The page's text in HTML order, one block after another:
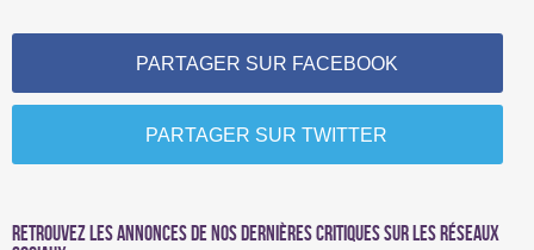
PARTAGER SUR FACEBOOK
PARTAGER SUR TWITTER
Retrouvez les annonces de nos dernières critiques sur les réseaux